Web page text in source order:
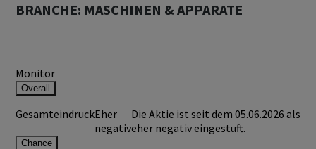
BRANCHE: MASCHINEN & APPARATE
Monitor
Overall
GesamteindruckEher
negativ
Die Aktie ist seit dem 05.06.2026 als
eher negativ eingestuft.
Chance